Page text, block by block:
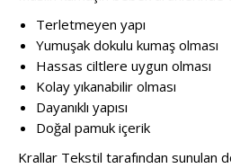
Terletmeyen yapı
Yumuşak dokulu kumaş olması
Hassas ciltlere uygun olması
Kolay yıkanabilir olması
Dayanıklı yapısı
Doğal pamuk içerik
Krallar Tekstil tarafından sunulan